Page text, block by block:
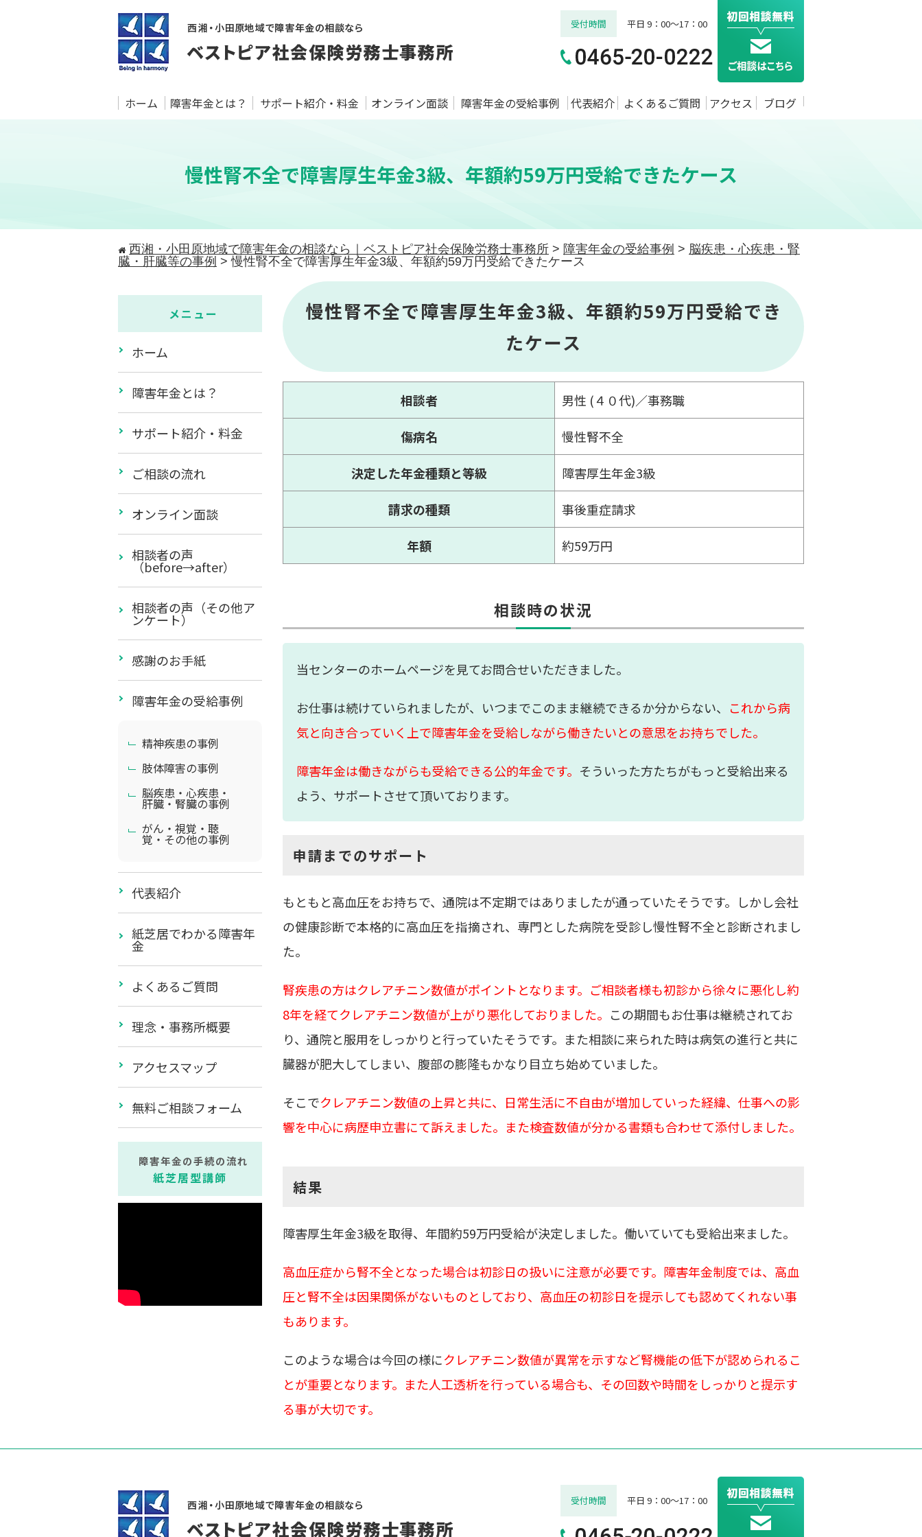
受付時間 平日 9：00～17：00
ホーム 障害年金とは？ サポート紹介・料金 オンライン面談 障害年金の受給事例 代表紹介 よくあるご質問 アクセス ブログ
慢性腎不全で障害厚生年金3級、年額約59万円受給できたケース
西湘・小田原地域で障害年金の相談なら｜ベストピア社会保険労務士事務所 > 障害年金の受給事例 > 脳疾患・心疾患・腎
臓・肝臓等の事例 >慢性腎不全で障害厚生年金3級、年額約59万円受給できたケース
慢性腎不全で障害厚生年金3級、年額約59万円受給でき
たケース
相談者 男性 (４０代)／事務職
傷病名 慢性腎不全
決定した年金種類と等級 障害厚生年金3級
請求の種類 事後重症請求
年額 約59万円
相談時の状況
当センターのホームページを見てお問合せいただきました。
お仕事は続けていられましたが、いつまでこのまま継続できるか分からない、
これから病
気と向き合っていく上で障害年金を受給しながら働きたいとの意思をお持ちでした。
障害年金は働きながらも受給できる公的年金です。 そういった方たちがもっと受給出来る
よう、サポートさせて頂いております。
申請までのサポート
もともと高血圧をお持ちで、通院は不定期ではありましたが通っていたそうです。しかし会社
の健康診断で本格的に高血圧を指摘され、専門とした病院を受診し慢性腎不全と診断されまし
た。
腎疾患の方はクレアチニン数値がポイントとなります。ご相談者様も初診から徐々に悪化し約
8年を経てクレアチニン数値が上がり悪化しておりました。 この期間もお仕事は継続されてお
り、通院と服用をしっかりと行っていたそうです。また相談に来られた時は病気の進行と共に
臓器が肥大してしまい、腹部の膨隆もかなり目立ち始めていました。
そこでクレアチニン数値の上昇と共に、日常生活に不自由が増加していった経緯、仕事への影
響を中心に病歴申立書にて訴えました。また検査数値が分かる書類も合わせて添付しました。
結果
障害厚生年金3級を取得、年間約59万円受給が決定しました。働いていても受給出来ました。
高血圧症から腎不全となった場合は初診日の扱いに注意が必要です。障害年金制度では、高血
圧と腎不全は因果関係がないものとしており、高血圧の初診日を提示しても認めてくれない事
もあります。
このような場合は今回の様にクレアチニン数値が異常を示すなど腎機能の低下が認められるこ
とが重要となります。また人工透析を行っている場合も、その回数や時間をしっかりと提示す
る事が大切です。
メニュー
ホーム
障害年金とは？
サポート紹介・料金
ご相談の流れ
オンライン面談
相談者の声
（before→after）
相談者の声（その他ア
ンケート）
感謝のお手紙
障害年金の受給事例
精神疾患の事例
肢体障害の事例
脳疾患・心疾患・
肝臓・腎臓の事例
がん・視覚・聴
覚・その他の事例
代表紹介
紙芝居でわかる障害年
金
よくあるご質問
理念・事務所概要
アクセスマップ
無料ご相談フォーム
障害年金の手続の流れ
紙芝居型講師
受付時間 平日 9：00～17：00